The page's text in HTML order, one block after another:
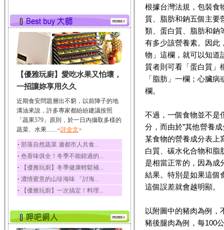
有蛋白質、脂肪、磷...
鮪魚
鮪魚肚肉中的不飽和脂
肪酸內富含EPA和DH...
韭菜
韭菜所含的膳食纖維能
幫助消化與通便；揮...
冬瓜營養價值高，鈉含
量極低是水腫病人的...
豆豉
豆豉裡頭含有營養的蛋
白質、脂肪、鈣、磷...
榛果
榛果裡所含的營養素有
蛋白質、脂肪、醣類...
迷迭香
酸、迷迭香酸、植物...
咖啡
【優雅玩廚】愛吃水果又怕壞，
一招讓妳享用久久
近期食安問題層出不窮，以前陣子的地
溝油來說，許多專家都紛紛建議按照
「蔬果579」原則，於一日內攝取多樣的
蔬菜、水果.......<詳全文>
‧ 部落自然蔬菜 邀都市人共食...
‧ 色香味俱全！冬季不能錯過的...
‧ 【優雅玩廚】冬季健康輕鬆補...
‧ 濃情蜜意的山珍海味 「討海...
‧ 【優雅玩廚】一次搞定！料理...
根據台灣法規，包裝食
質、脂肪和鈉五個主要
類、蛋白質、脂肪和鈉
有多少該營養素。因此
物」這欄，就可以知道
質者則可看「蛋白質」
「脂肪」一欄；心臟
欄。
不過，一個食物並不是
分，而由於”其他營養
某食物的營養成分表上
白質、碳水化合物和脂
是相當正常的，因為成
結果。特別是如果這個
這個誤差就會越明顯。
以附圖中的豬肉為例，
豬後腿肉為例，每100